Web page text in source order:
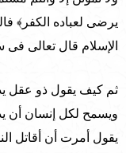
يرضى لعباده الكفر﴾
الإسلام قال تعالى فى
ثم كيف يقول ذو عقل
ويسمح لكل إنسان أن
يقول أمرت أن أقاتل